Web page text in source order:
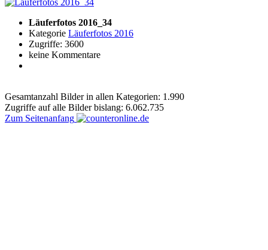
Läuferfotos 2016_34
Kategorie Läuferfotos 2016
Zugriffe: 3600
keine Kommentare
Gesamtanzahl Bilder in allen Kategorien: 1.990
Zugriffe auf alle Bilder bislang: 6.062.735
Zum Seitenanfang